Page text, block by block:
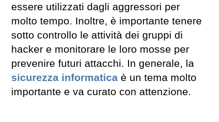
essere utilizzati dagli aggressori per
molto tempo. Inoltre, è importante tenere
sotto controllo le attività dei gruppi di
hacker e monitorare le loro mosse per
prevenire futuri attacchi. In generale, la
sicurezza informatica è un tema molto
importante e va curato con attenzione.